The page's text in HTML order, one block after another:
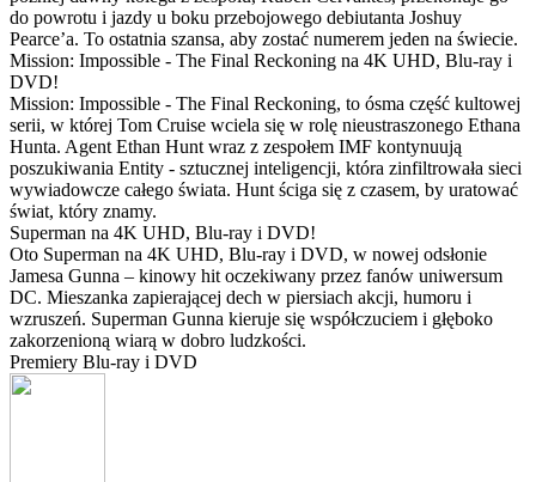
do powrotu i jazdy u boku przebojowego debiutanta Joshuy
Pearce’a. To ostatnia szansa, aby zostać numerem jeden na świecie.
Mission: Impossible - The Final Reckoning na 4K UHD, Blu-ray i
DVD!
Mission: Impossible - The Final Reckoning, to ósma część kultowej
serii, w której Tom Cruise wciela się w rolę nieustraszonego Ethana
Hunta. Agent Ethan Hunt wraz z zespołem IMF kontynuują
poszukiwania Entity - sztucznej inteligencji, która zinfiltrowała sieci
wywiadowcze całego świata. Hunt ściga się z czasem, by uratować
świat, który znamy.
Superman na 4K UHD, Blu-ray i DVD!
Oto Superman na 4K UHD, Blu-ray i DVD, w nowej odsłonie
Jamesa Gunna – kinowy hit oczekiwany przez fanów uniwersum
DC. Mieszanka zapierającej dech w piersiach akcji, humoru i
wzruszeń. Superman Gunna kieruje się współczuciem i głęboko
zakorzenioną wiarą w dobro ludzkości.
Premiery Blu-ray i DVD